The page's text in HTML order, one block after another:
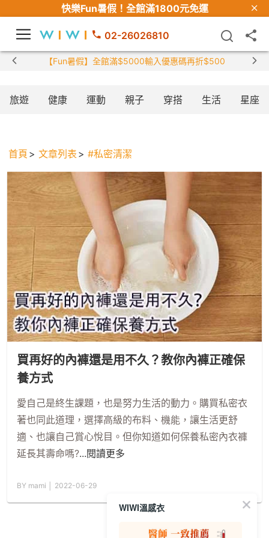
快樂Fun暑假！ 全館滿1800元免運
02-26026810
【Fun暑假】全館滿$5000輸入優惠碼再折$500
旅遊 健康 運動 親子 穿搭 生活 星座
首頁 文章列表 #私密清潔
買再好的內褲還是用不久？教你內褲正確保
養方式
愛自己是終生課題，也是努力生活的動力。購買私密衣
著也同此道理，選擇高級的布料、機能，讓生活更舒
適、也讓自己賞心悅目。但你知道如何保養私密內衣褲
延長其壽命嗎?...閱讀更多
BY mami │ 2022-06-29
WIWI溫感衣